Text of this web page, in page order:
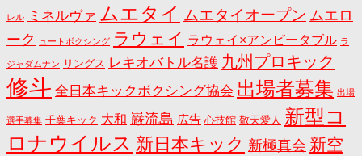
レル ミネルヴァ ムエタイ ムエタイオープン ムエロ
ーク
ュートボクシング ラウェイ ラウェイ×アンビータブル ラ
ジャダムナン リングス レキオバトル名護 九州プロキック
修斗 全日本キックボクシング協会 出場者募集 出場
選手募集 千葉キック 大和 巌流島 広告 心技館 敬天愛人 新型コ
ロナウイルス 新日本キック 新極真会 新空